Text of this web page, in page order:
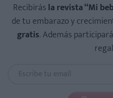
Recibirásla revista “Mi
de tu embarazo y
gratis. Además